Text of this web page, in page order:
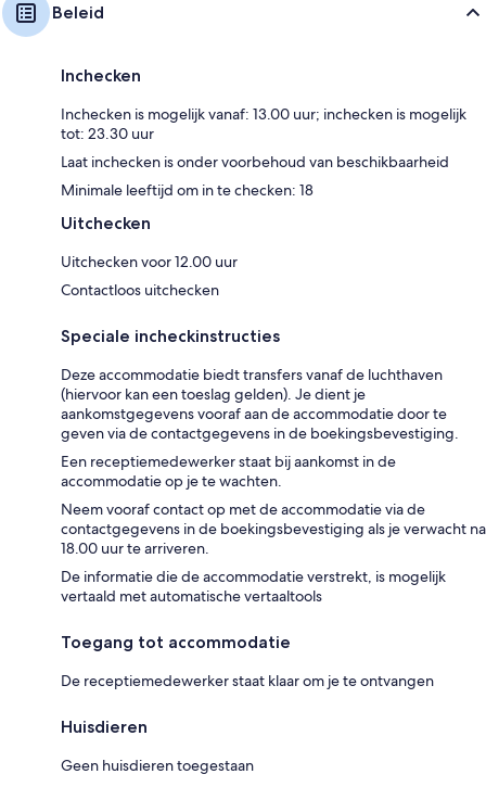
Beleid
Inchecken
Inchecken is mogelijk vanaf: 13.00 uur; inchecken is mogelijk
tot: 23.30 uur
Laat inchecken is onder voorbehoud van beschikbaarheid
Minimale leeftijd om in te checken: 18
Uitchecken
Uitchecken voor 12.00 uur
Contactloos uitchecken
Speciale incheckinstructies
Deze accommodatie biedt transfers vanaf de luchthaven
(hiervoor kan een toeslag gelden). Je dient je
aankomstgegevens vooraf aan de accommodatie door te
geven via de contactgegevens in de boekingsbevestiging.
Een receptiemedewerker staat bij aankomst in de
accommodatie op je te wachten.
Neem vooraf contact op met de accommodatie via de
contactgegevens in de boekingsbevestiging als je verwacht na
18.00 uur te arriveren.
De informatie die de accommodatie verstrekt, is mogelijk
vertaald met automatische vertaaltools
Toegang tot accommodatie
De receptiemedewerker staat klaar om je te ontvangen
Huisdieren
Geen huisdieren toegestaan